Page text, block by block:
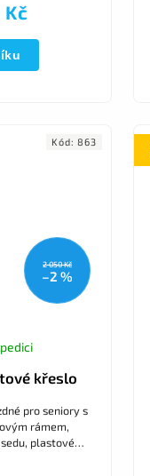
2 050 Kč
–2 %
křeslo
pro seniory s
rámem,
plastové
Kód: 863